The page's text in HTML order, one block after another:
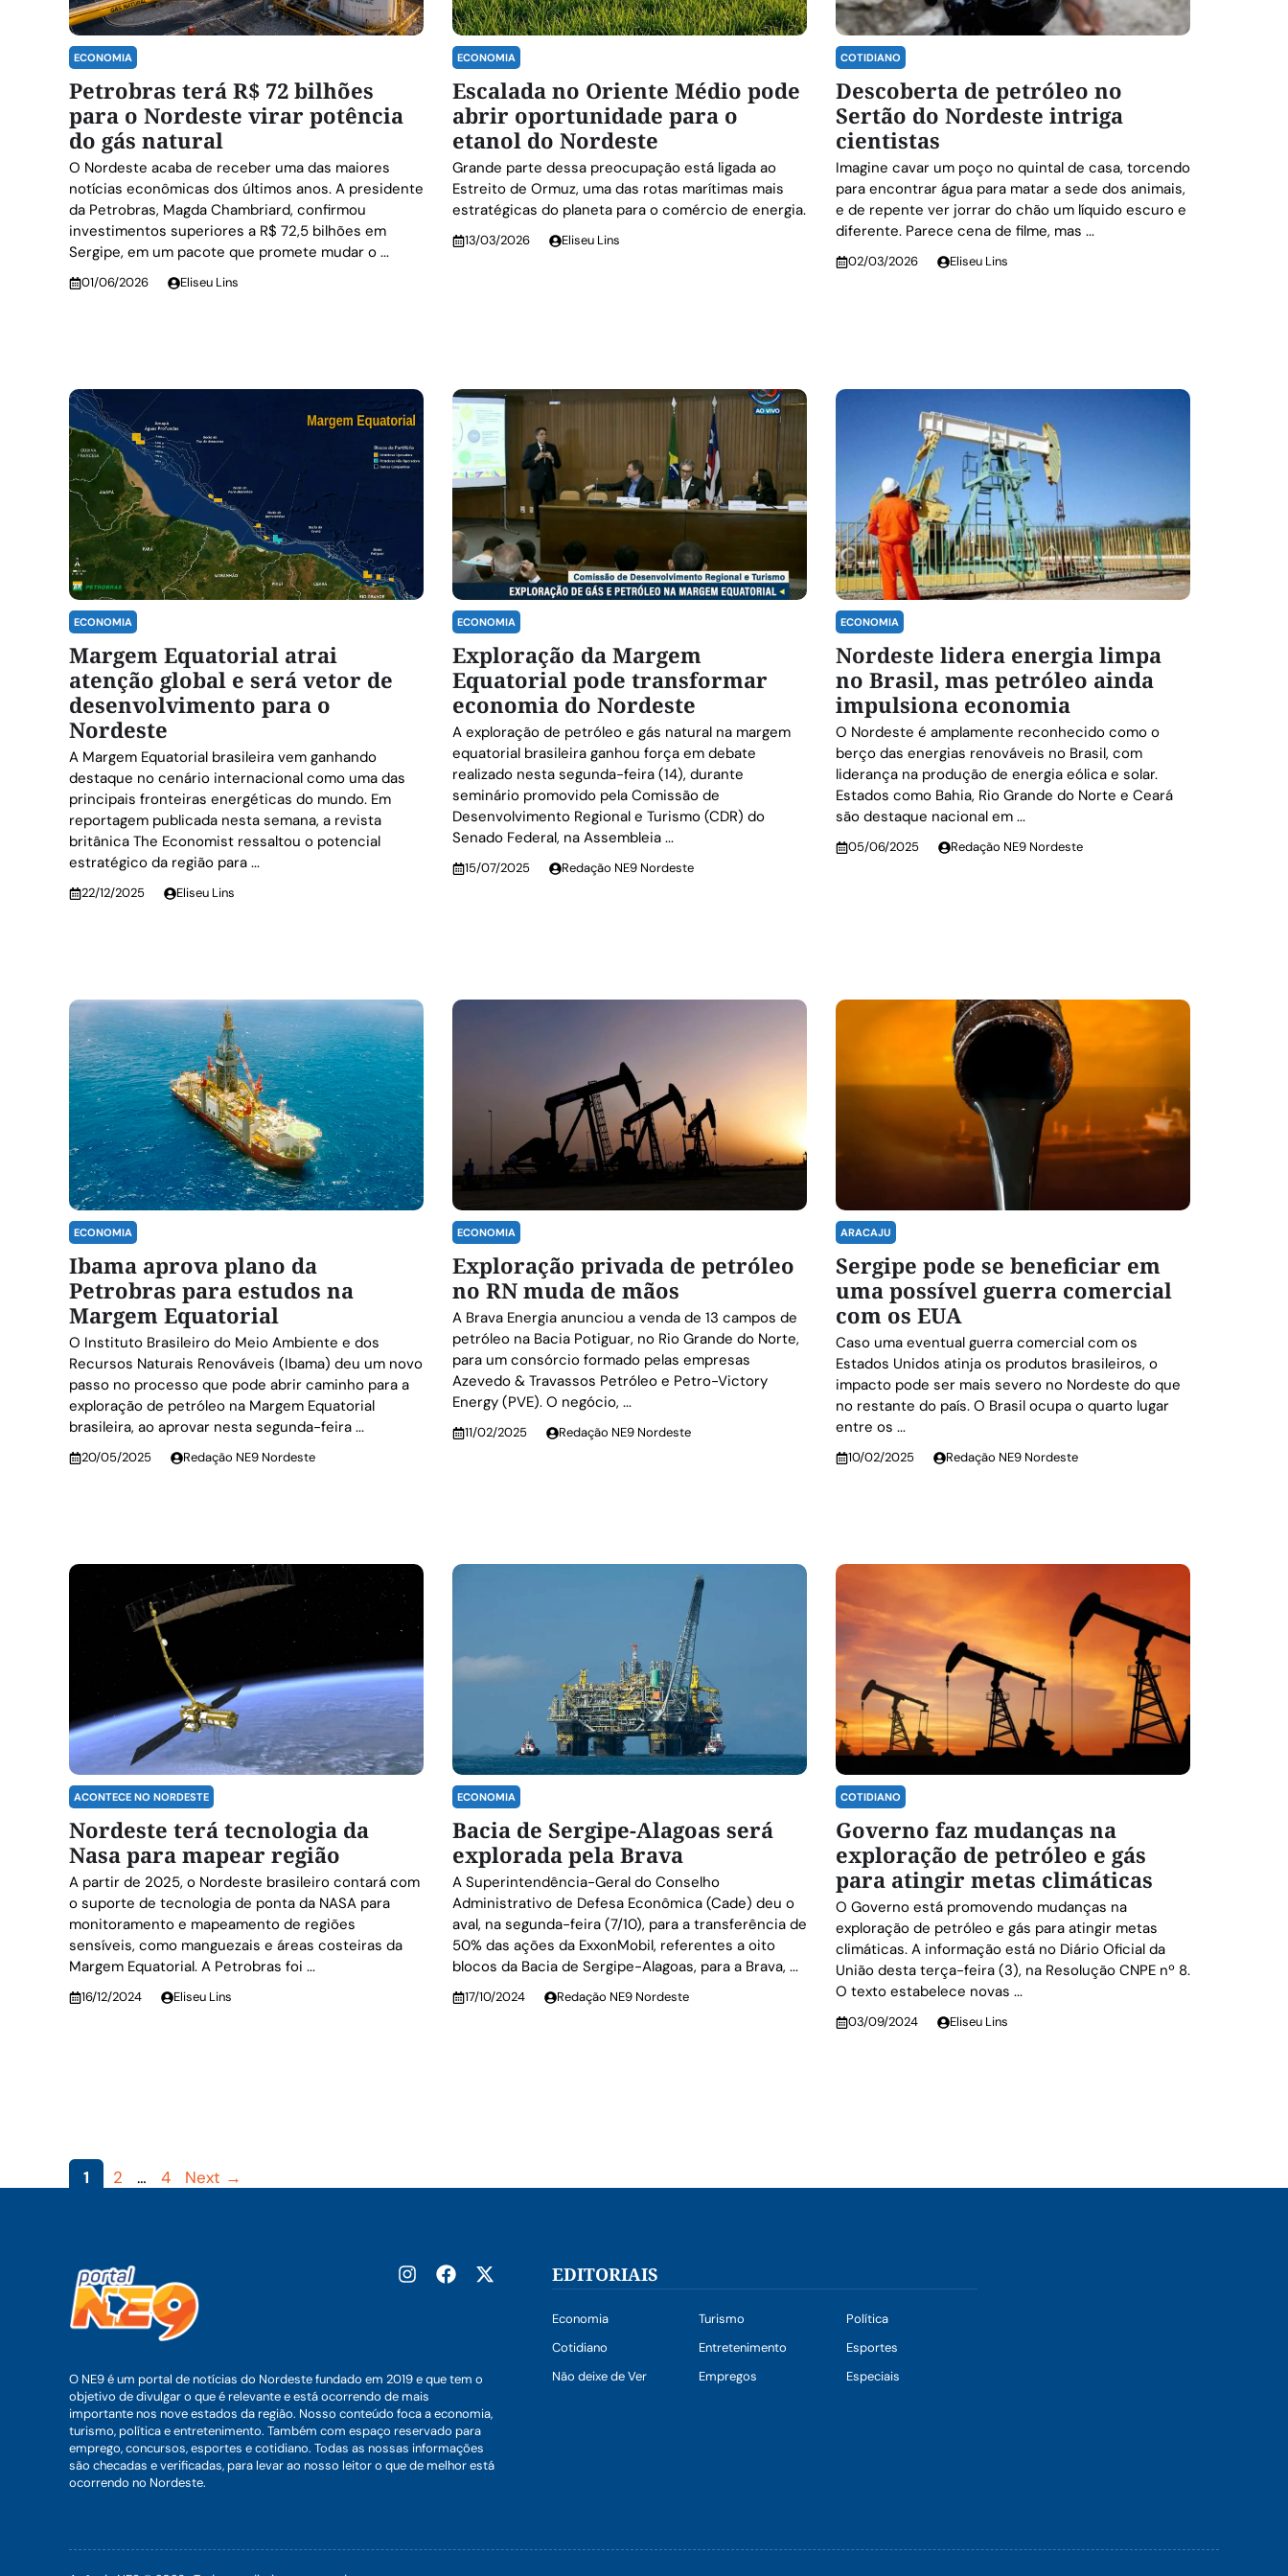
ECONOMIA
Petrobras terá R$ 72 bilhões
para o Nordeste virar potência
do gás natural
O Nordeste acaba de receber uma das maiores
notícias econômicas dos últimos anos. A presidente
da Petrobras, Magda Chambriard, confirmou
investimentos superiores a R$ 72,5 bilhões em
Sergipe, em um pacote que promete mudar o ...
01/06/2026 Eliseu Lins
ECONOMIA
Escalada no Oriente Médio pode
abrir oportunidade para o
etanol do Nordeste
Grande parte dessa preocupação está ligada ao
Estreito de Ormuz, uma das rotas marítimas mais
estratégicas do planeta para o comércio de energia.
13/03/2026 Eliseu Lins
COTIDIANO
Descoberta de petróleo no
Sertão do Nordeste intriga
cientistas
Imagine cavar um poço no quintal de casa, torcendo
para encontrar água para matar a sede dos animais,
e de repente ver jorrar do chão um líquido escuro e
diferente. Parece cena de filme, mas ...
02/03/2026 Eliseu Lins
ECONOMIA
Margem Equatorial atrai
atenção global e será vetor de
desenvolvimento para o
Nordeste
A Margem Equatorial brasileira vem ganhando
destaque no cenário internacional como uma das
principais fronteiras energéticas do mundo. Em
reportagem publicada nesta semana, a revista
britânica The Economist ressaltou o potencial
estratégico da região para ...
22/12/2025 Eliseu Lins
ECONOMIA
Exploração da Margem
Equatorial pode transformar
economia do Nordeste
A exploração de petróleo e gás natural na margem
equatorial brasileira ganhou força em debate
realizado nesta segunda-feira (14), durante
seminário promovido pela Comissão de
Desenvolvimento Regional e Turismo (CDR) do
Senado Federal, na Assembleia ...
15/07/2025 Redação NE9 Nordeste
ECONOMIA
Nordeste lidera energia limpa
no Brasil, mas petróleo ainda
impulsiona economia
O Nordeste é amplamente reconhecido como o
berço das energias renováveis no Brasil, com
liderança na produção de energia eólica e solar.
Estados como Bahia, Rio Grande do Norte e Ceará
são destaque nacional em ...
05/06/2025 Redação NE9 Nordeste
ECONOMIA
Ibama aprova plano da
Petrobras para estudos na
Margem Equatorial
O Instituto Brasileiro do Meio Ambiente e dos
Recursos Naturais Renováveis (Ibama) deu um novo
passo no processo que pode abrir caminho para a
exploração de petróleo na Margem Equatorial
brasileira, ao aprovar nesta segunda-feira ...
20/05/2025 Redação NE9 Nordeste
ECONOMIA
Exploração privada de petróleo
no RN muda de mãos
A Brava Energia anunciou a venda de 13 campos de
petróleo na Bacia Potiguar, no Rio Grande do Norte,
para um consórcio formado pelas empresas
Azevedo & Travassos Petróleo e Petro-Victory
Energy (PVE). O negócio, ...
11/02/2025 Redação NE9 Nordeste
ARACAJU
Sergipe pode se beneficiar em
uma possível guerra comercial
com os EUA
Caso uma eventual guerra comercial com os
Estados Unidos atinja os produtos brasileiros, o
impacto pode ser mais severo no Nordeste do que
no restante do país. O Brasil ocupa o quarto lugar
entre os ...
10/02/2025 Redação NE9 Nordeste
ACONTECE NO NORDESTE
Nordeste terá tecnologia da
Nasa para mapear região
A partir de 2025, o Nordeste brasileiro contará com
o suporte de tecnologia de ponta da NASA para
monitoramento e mapeamento de regiões
sensíveis, como manguezais e áreas costeiras da
Margem Equatorial. A Petrobras foi ...
16/12/2024 Eliseu Lins
ECONOMIA
Bacia de Sergipe-Alagoas será
explorada pela Brava
A Superintendência-Geral do Conselho
Administrativo de Defesa Econômica (Cade) deu o
aval, na segunda-feira (7/10), para a transferência de
50% das ações da ExxonMobil, referentes a oito
blocos da Bacia de Sergipe-Alagoas, para a Brava, ...
17/10/2024 Redação NE9 Nordeste
COTIDIANO
Governo faz mudanças na
exploração de petróleo e gás
para atingir metas climáticas
O Governo está promovendo mudanças na
exploração de petróleo e gás para atingir metas
climáticas. A informação está no Diário Oficial da
União desta terça-feira (3), na Resolução CNPE nº 8.
O texto estabelece novas ...
03/09/2024 Eliseu Lins
Page
1 Page
2 … Page
4 Next →
O NE9 é um portal de notícias do Nordeste fundado em 2019 e que tem o
objetivo de divulgar o que é relevante e está ocorrendo de mais
importante nos nove estados da região. Nosso conteúdo foca a economia,
turismo, política e entretenimento. Também com espaço reservado para
emprego, concursos, esportes e cotidiano. Todas as nossas informações
são checadas e verificadas, para levar ao nosso leitor o que de melhor está
ocorrendo no Nordeste.
EDITORIAIS
Economia Turismo
Política
Cotidiano
Entretenimento
Esportes
Não deixe de Ver
Empregos Especiais